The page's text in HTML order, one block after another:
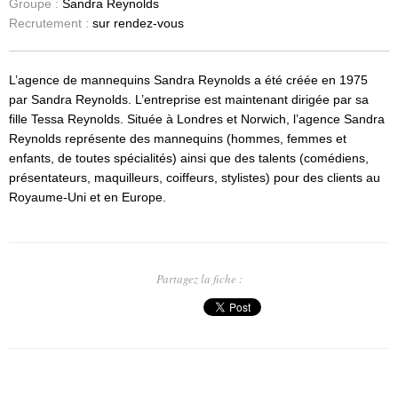
Groupe : Sandra Reynolds
Recrutement : sur rendez-vous
L’agence de mannequins Sandra Reynolds a été créée en 1975
par Sandra Reynolds. L’entreprise est maintenant dirigée par sa
fille Tessa Reynolds. Située à Londres et Norwich, l’agence Sandra
Reynolds représente des mannequins (hommes, femmes et
enfants, de toutes spécialités) ainsi que des talents (comédiens,
présentateurs, maquilleurs, coiffeurs, stylistes) pour des clients au
Royaume-Uni et en Europe.
Partagez la fiche :